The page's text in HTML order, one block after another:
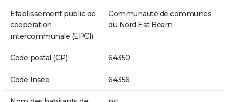
Etablissement public de
coopération
intercommunale (EPCI)
Communauté de communes
du Nord Est Béarn
Code postal (CP) 64350
Code Insee 64356